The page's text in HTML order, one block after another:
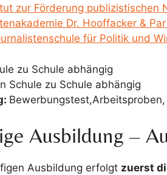
zur Förderung publizistischen
Dr. Hooffacker &
für Politik und
zu Schule abhängig
Schule zu Schule abhängig
Ausbildung –
Ausbildung erfolgt zuerst